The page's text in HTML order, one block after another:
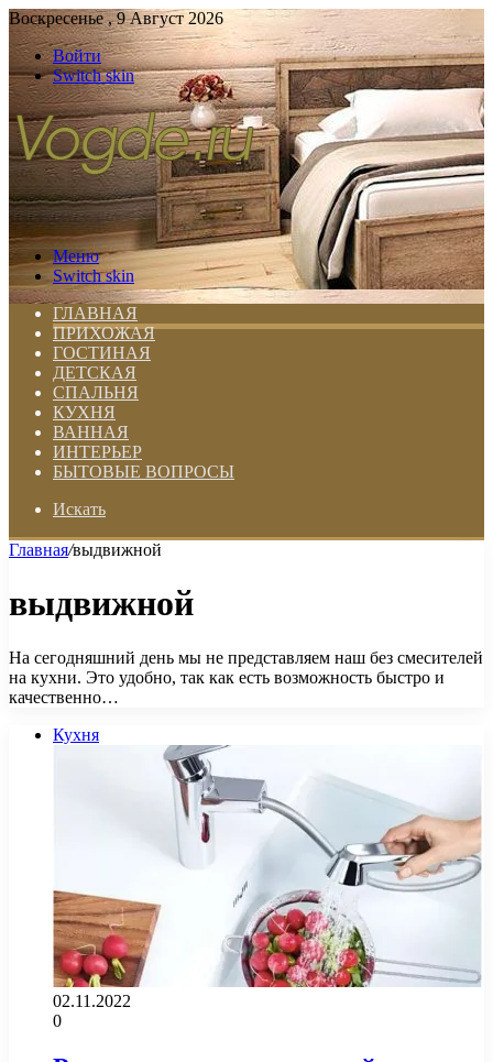
Воскресенье , 9 Август 2026
Войти
Switch skin
Меню
Switch skin
ГЛАВНАЯ
ПРИХОЖАЯ
ГОСТИНАЯ
ДЕТСКАЯ
СПАЛЬНЯ
КУХНЯ
ВАННАЯ
ИНТЕРЬЕР
БЫТОВЫЕ ВОПРОСЫ
Искать
Главная/выдвижной
выдвижной
На сегодняшний день мы не представляем наш без смесителей
на кухни. Это удобно, так как есть возможность быстро и
качественно…
Кухня
02.11.2022
0